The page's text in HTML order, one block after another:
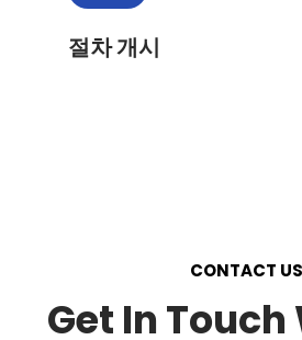
절차 개시
CONTACT US
Get In Touch